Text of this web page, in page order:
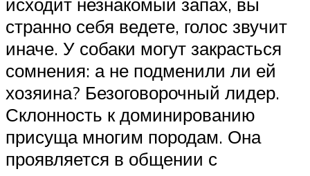
странно себя ведете, голос звучит
иначе. У собаки могут закрасться
сомнения: а не подменили ли ей
хозяина? Безоговорочный лидер.
Склонность к доминированию
присуща многим породам. Она
проявляется в общении с